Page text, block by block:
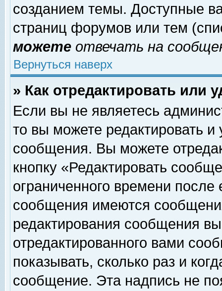
созданием темы. Доступные
страниц форумов или тем
можете отвечать на
Вернуться наверх
» Как отредактировать или
Если вы не являетесь
то вы можете редактировать и
сообщения. Вы можете
кнопку «Редактировать
ограниченного времени
сообщения имеются
редактирования сообщения
отредактированного вами
показывать, сколько раз и
сообщение. Эта надпись не